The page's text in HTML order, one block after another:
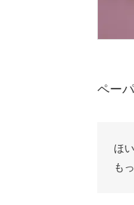
ペー
ほ
も